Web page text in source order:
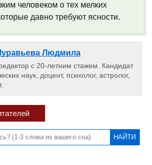
человеком о тех мелких
давно требуют ясности.
Людмила
с 20-летним стажем. Кандидат
наук, доцент, психолог, астролог,